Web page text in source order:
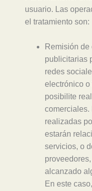
usuario. Las
el tratamiento son:
Remisión
publicitarias
redes
electrónico o
posibilite
comerciales.
realizadas
estarán
servicios, o
alcanzado
En este